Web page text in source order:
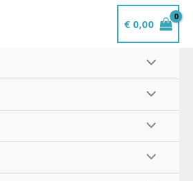
€0,00